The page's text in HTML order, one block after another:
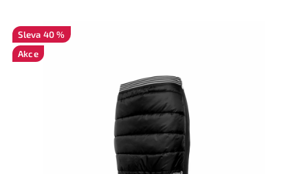
BĚŽECKÉ LYŽOVÁNÍ
OBLEČENÍ A OBUV
40 %
Akce